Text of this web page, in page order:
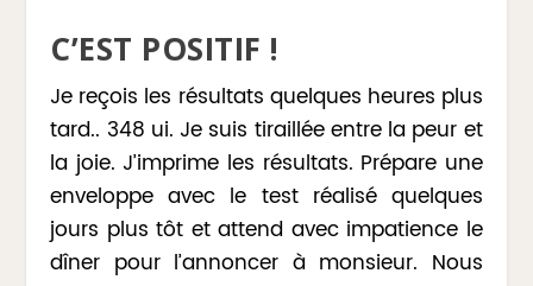
C’EST POSITIF !
Je reçois les résultats quelques heures plus
tard.. 348 ui. Je suis tiraillée entre la peur et
la joie. J’imprime les résultats. Prépare une
enveloppe avec le test réalisé quelques
jours plus tôt et attend avec impatience le
dîner pour l’annoncer à monsieur. Nous